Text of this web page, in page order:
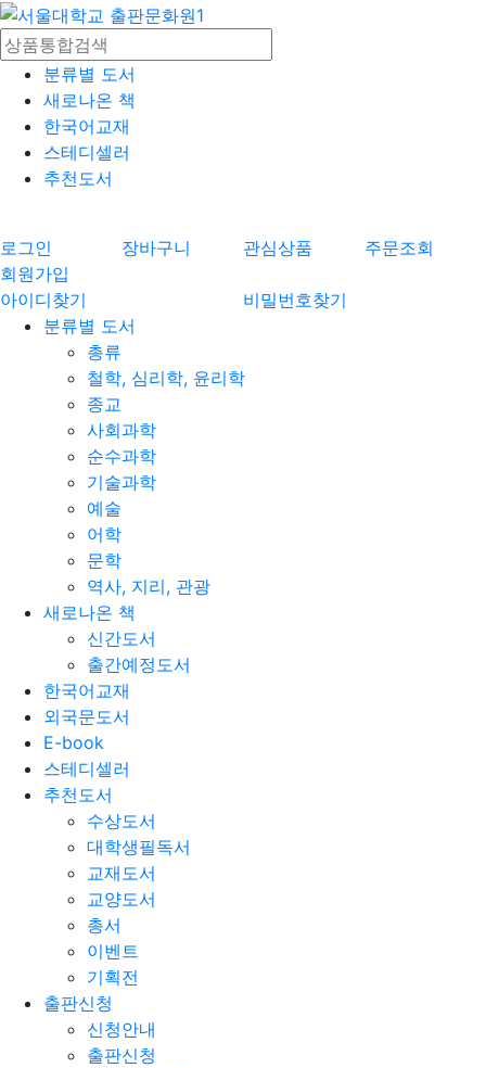
분류별 도서
새로나온 책
한국어교재
스테디셀러
추천도서
로그인 장바구니 관심상품
주문조회
회원가입
아이디찾기
비밀번호찾기
분류별 도서
총류
철학, 심리학, 윤리학
종교
사회과학
순수과학
기술과학
예술
어학
문학
역사, 지리, 관광
새로나온 책
신간도서
출간예정도서
한국어교재
외국문도서
E-book
스테디셀러
추천도서
수상도서
대학생필독서
교재도서
교양도서
총서
이벤트
기획전
출판신청
신청안내
출판신청